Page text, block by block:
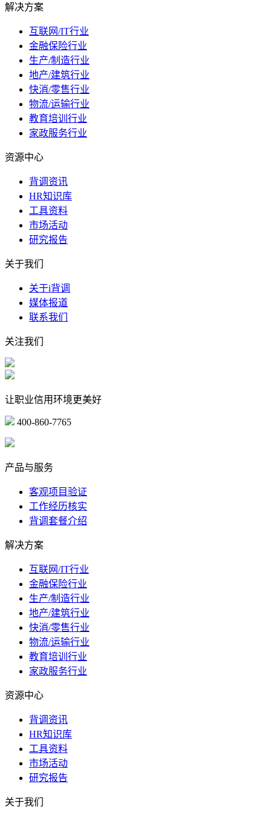
解决方案
互联网/IT行业
金融保险行业
生产/制造行业
地产/建筑行业
快消/零售行业
物流/运输行业
教育培训行业
家政服务行业
资源中心
背调资讯
HR知识库
工具资料
市场活动
研究报告
关于我们
关于i背调
媒体报道
联系我们
关注我们
让职业信用环境更美好
400-860-7765
产品与服务
客观项目验证
工作经历核实
背调套餐介绍
解决方案
互联网/IT行业
金融保险行业
生产/制造行业
地产/建筑行业
快消/零售行业
物流/运输行业
教育培训行业
家政服务行业
资源中心
背调资讯
HR知识库
工具资料
市场活动
研究报告
关于我们